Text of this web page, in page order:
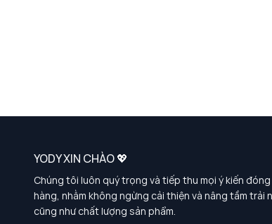
YODY XIN CHÀO 💖
Chúng tôi luôn quý trọng và tiếp thu mọi ý kiến
hàng, nhằm không ngừng cải thiện và nâng tầm trải
cũng như chất lượng sản phẩm.